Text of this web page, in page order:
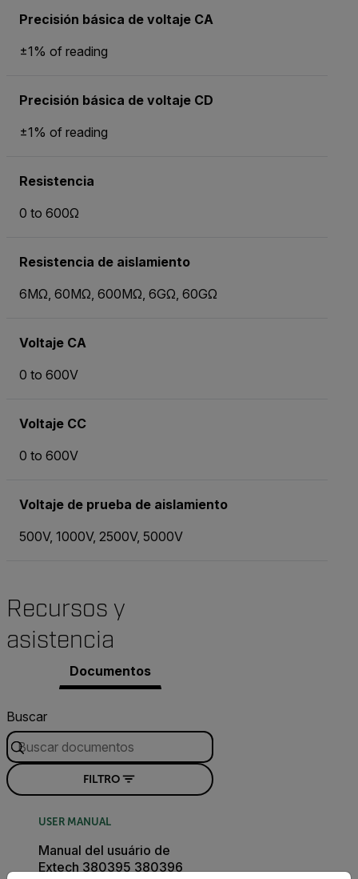
Precisión básica de voltaje CA
±1% of reading
Precisión básica de voltaje CD
±1% of reading
Resistencia
0 to 600Ω
Resistencia de aislamiento
6MΩ, 60MΩ, 600MΩ, 6GΩ, 60GΩ
Voltaje CA
0 to 600V
Voltaje CC
0 to 600V
Voltaje de prueba de aislamiento
500V, 1000V, 2500V, 5000V
Recursos y
asistencia
Documentos
Buscar
FILTRO
USER MANUAL
Manual del usuário de
Extech 380395 380396